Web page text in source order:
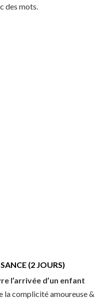
des mots.
(2 JOURS)
l’arrivée d’un enfant
la complicité amoureuse &